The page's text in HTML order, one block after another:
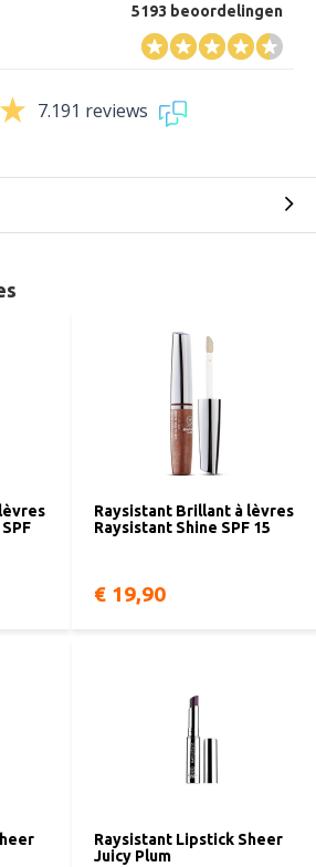
5193 beoordelingen
7.191 reviews
Raysistant Brillant à lèvres
Raysistant Shine SPF 15
€ 19,90
Raysistant Lipstick Sheer
Juicy Plum